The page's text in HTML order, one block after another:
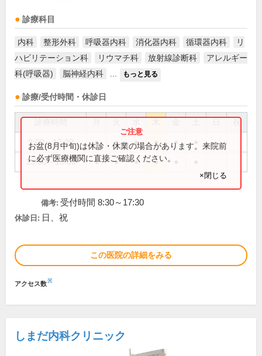
診療科目
内科 整形外科 呼吸器内科 消化器内科 循環器内科
リ
ハビリテーション科
リウマチ科 放射線診断科
アレルギー
科(呼吸器)
脳神経内科 もっと見る
診療/受付時間・休診日
祝
9:00～12:30 ● ● ● ● ●
13:30～18:00 ● ● ● ●
お盆(8月中旬)は休診・休業の場合があります。来院前
に必ず医療機関に直接ご確認ください。
×閉じる
備考: 受付時間 8:30～17:30
休診日: 日、祝
この医院の詳細をみる
アクセス数※
しまだ内科クリニック